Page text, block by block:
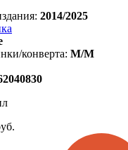
2014/2025
конверта: M/M